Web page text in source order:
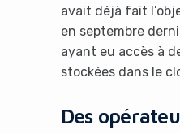
avait déjà fait
en septembre
ayant eu accès à
stockées dans le
Des